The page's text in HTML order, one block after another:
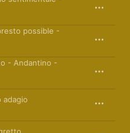
possible -
- Andantino -
adagio